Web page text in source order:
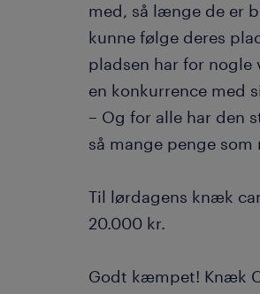
med, så længe de er
kunne følge deres
pladsen har for
en konkurrence med
– Og for alle har den
så mange penge
Til lørdagens knæk
20.000 kr.
Godt kæmpet! Knæk